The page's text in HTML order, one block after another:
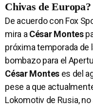
Chivas de Europa?
De acuerdo con Fox
mira aCésar Montes
próxima temporada de
bombazo para el
César Montes es del
pese a que
Lokomotiv de Rusia,